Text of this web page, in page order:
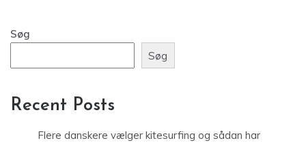
Søg
Søg
Recent Posts
Flere danskere vælger kitesurfing og sådan har